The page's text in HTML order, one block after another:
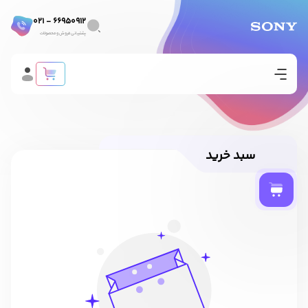
66950912 - 021
پشتیبانی فروش و محصولات
سبد خرید